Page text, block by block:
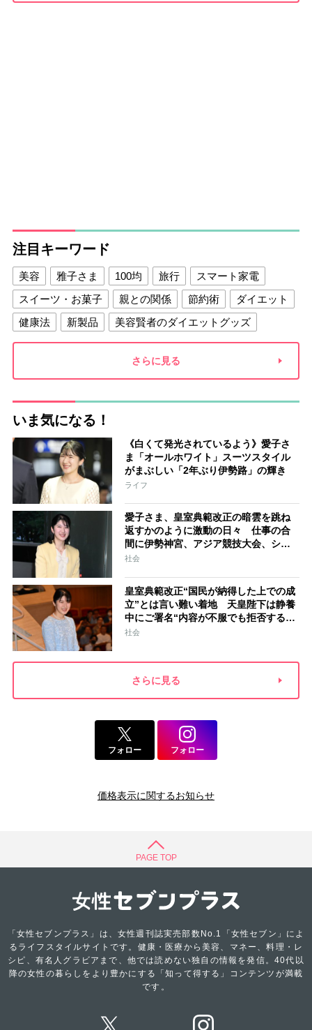
注目キーワード
美容 雅子さま 100均 旅行
スマート家電
スイーツ・お菓子
親との関係 節約術
ダイエット
健康法
新製品
美容賢者のダイエットグッズ
夫との関係
新津春子 どか食い
さらに見る
いま気になる！
《白くて発光されているよう》愛子さ
ま「オールホワイト」スーツスタイル
がまぶしい「2年ぶり伊勢路」の輝き
ライフ
愛子さま、皇室典範改正の暗雲を跳ね
返すかのように激動の日々 仕事の合
間に伊勢神宮、アジア競技大会、シン
ガポール…スケジュールはびっしり
社会
皇室典範改正“国民が納得した上での成
立”とは言い難い着地 天皇陛下は静養
中にご署名“内容が不服でも拒否するこ
とはできない” 米大手紙は男系男子に
社会
さらに見る
フォロー フォロー
価格表示に関するお知らせ
PAGE TOP
「女性セブンプラス」は、女性週刊誌実売部数No.1「女性セブン」によ
るライフスタイルサイトです。健康・医療から美容、マネー、料理・レ
シピ、有名人グラビアまで、他では読めない独自の情報を発信。40代以
降の女性の暮らしをより豊かにする「知って得する」コンテンツが満載
です。